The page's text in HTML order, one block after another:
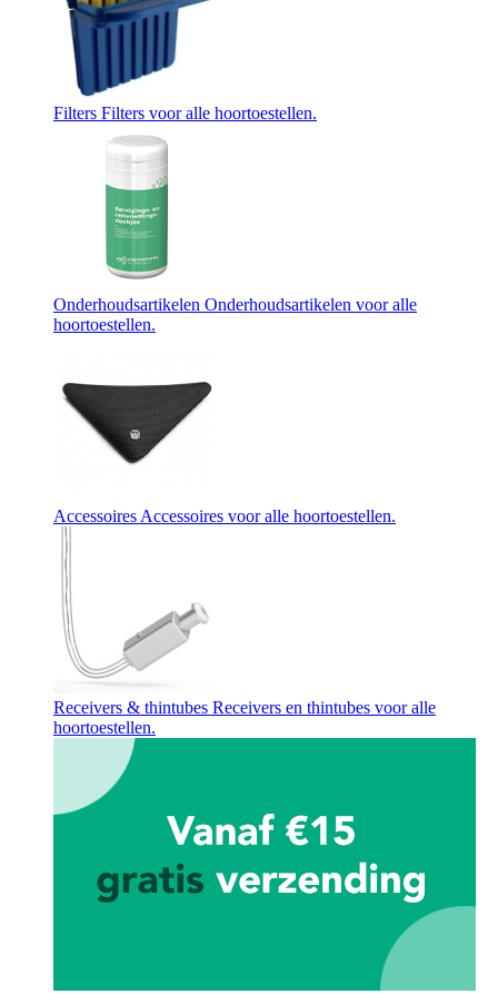
Filters Filters voor alle hoortoestellen.
Onderhoudsartikelen Onderhoudsartikelen voor alle
hoortoestellen.
AccessoiresAccessoires voor alle hoortoestellen.
Receivers & thintubes Receivers en thintubes voor alle
hoortoestellen.